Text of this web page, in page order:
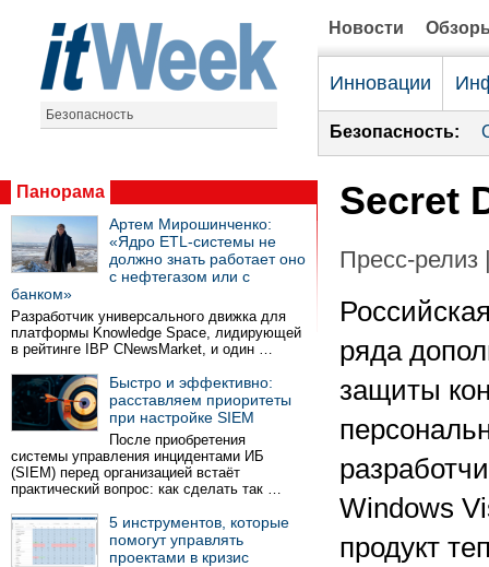
Безопасность
Новости
Инновации
Безопасность:
Панорама
Артем Мирошинченко:
«Ядро ETL-системы не
должно знать работает оно
с нефтегазом или с
банком»
Разработчик универсального движка для
платформы Knowledge Space, лидирующей
в рейтинге IBP CNewsMarket, и один …
Быстро и эффективно:
расставляем приоритеты
при настройке SIEM
После приобретения
системы управления инцидентами ИБ
(SIEM) перед организацией встаёт
практический вопрос: как сделать так …
5 инструментов, которые
помогут управлять
проектами в кризис
Secret
Пресс-релиз
ряда
защиты
Windows
продукт